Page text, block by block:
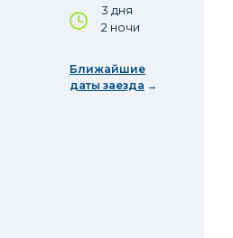
3 дня
2 ночи
Ближайшие
даты заезда